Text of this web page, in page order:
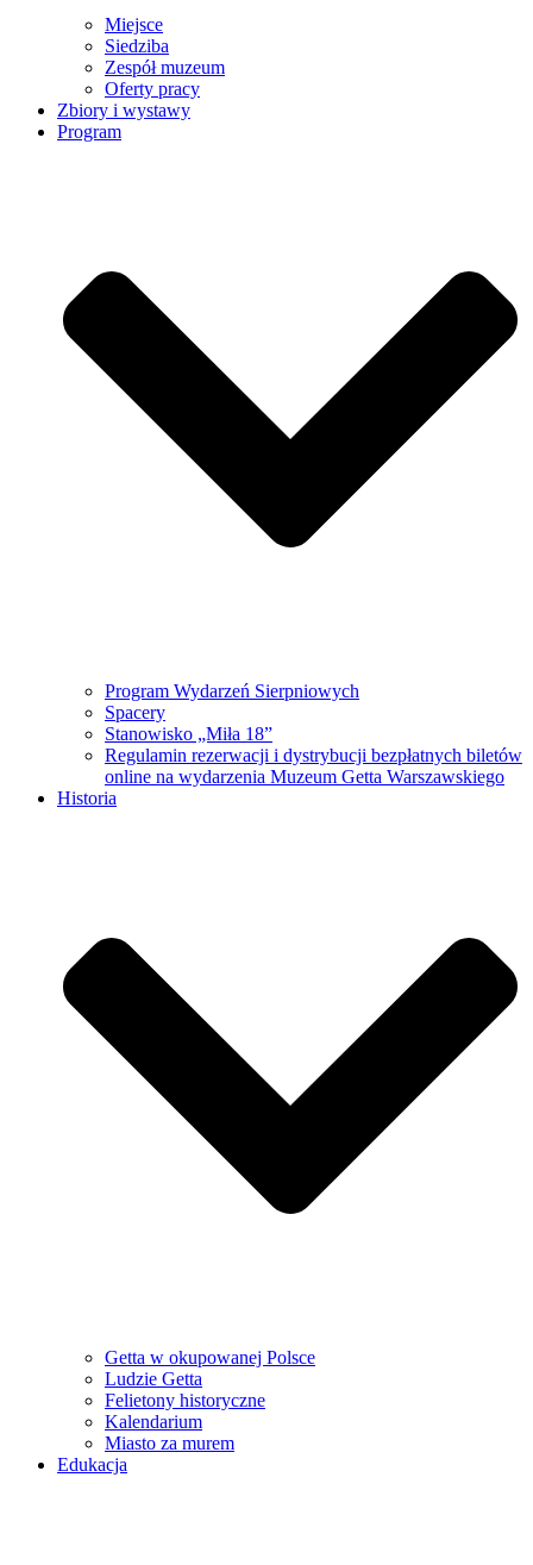
Miejsce
Siedziba
Zespół muzeum
Oferty pracy
Zbiory i wystawy
Program
Program Wydarzeń Sierpniowych
Spacery
Stanowisko „Miła 18”
Regulamin rezerwacji i dystrybucji bezpłatnych biletów
online na wydarzenia Muzeum Getta Warszawskiego
Historia
Getta w okupowanej Polsce
Ludzie Getta
Felietony historyczne
Kalendarium
Miasto za murem
Edukacja